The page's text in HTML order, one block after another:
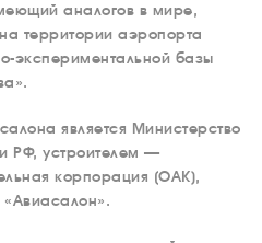
аналогов в мире,
территории аэропорта
экспериментальной базы
является Министерство
РФ, устроителем —
корпорация (ОАК),